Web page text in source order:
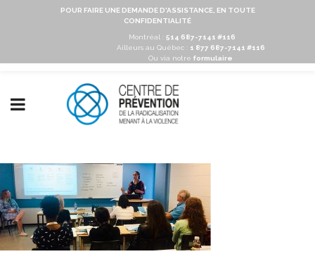
POUR FAIRE UNE DEMANDE D'ASSISTANCE, EN TOUTE
CONFIDENTIALITÉ
Montréal : 514 687-7141 #116
Ailleurs au Québec :
1 877 687-7141 #116
Ou via notre formulaire